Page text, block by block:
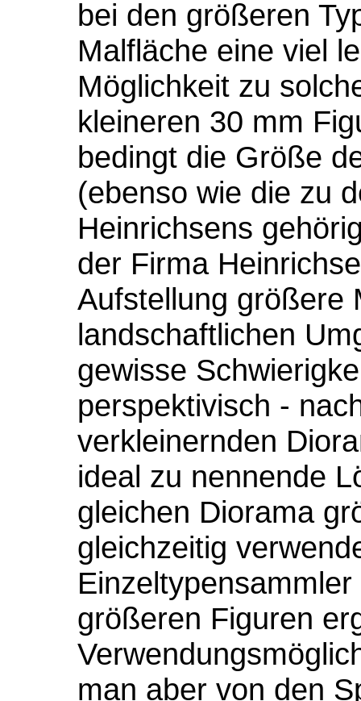
bei den größeren
Malfläche eine viel
Möglichkeit zu
kleineren 30 mm
bedingt die Größe
(ebenso wie die zu
Heinrichsens
der Firma
Aufstellung größere
landschaftlichen
gewisse
perspektivisch -
verkleinernden
ideal zu nennende
gleichen Diorama
gleichzeitig
größeren Figuren
man aber von den